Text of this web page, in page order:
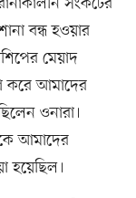
বন্ধ হওয়ার
মেয়াদ
করে আমাদের
ওনারা।
আমাদের
হয়েছিল।